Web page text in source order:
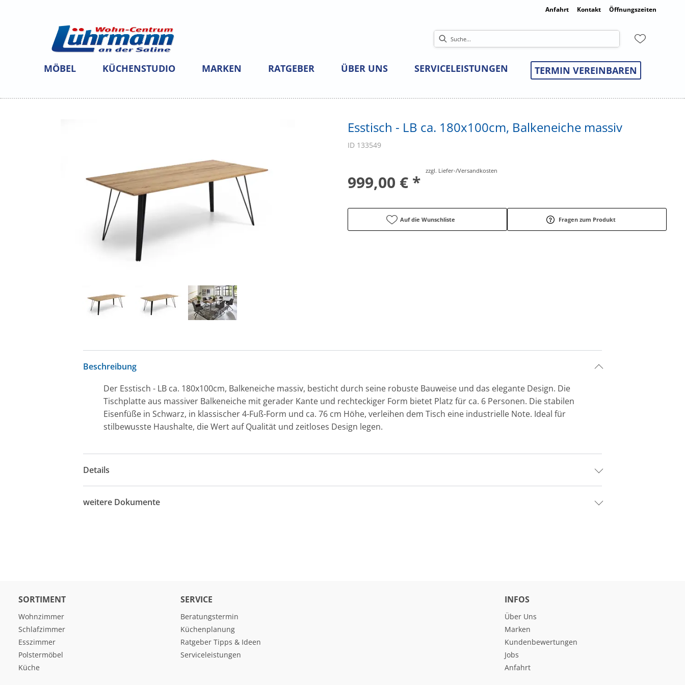
Anfahrt Kontakt Öffnungszeiten
MÖBEL KÜCHENSTUDIO MARKEN RATGEBER ÜBER UNS SERVICELEISTUNGEN TERMIN VEREINBAREN
Esstisch - LB ca. 180x100cm, Balkeneiche massiv
ID 133549
999,00 € *
zzgl. Liefer-/Versandkosten
Auf die Wunschliste Fragen zum Produkt
Beschreibung
Der Esstisch - LB ca. 180x100cm, Balkeneiche massiv, besticht durch seine robuste Bauweise und das elegante Design. Die
Tischplatte aus massiver Balkeneiche mit gerader Kante und rechteckiger Form bietet Platz für ca. 6 Personen. Die stabilen
Eisenfüße in Schwarz, in klassischer 4-Fuß-Form und ca. 76 cm Höhe, verleihen dem Tisch eine industrielle Note. Ideal für
stilbewusste Haushalte, die Wert auf Qualität und zeitloses Design legen.
Details
weitere Dokumente
SORTIMENT
Wohnzimmer
Schlafzimmer
Esszimmer
Polstermöbel
Küche
SERVICE
Beratungstermin
Küchenplanung
Ratgeber Tipps & Ideen
Serviceleistungen
INFOS
Über Uns
Marken
Kundenbewertungen
Jobs
Anfahrt